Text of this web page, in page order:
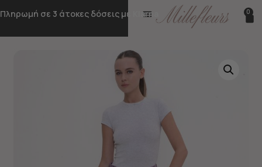
Πληρωμή σε 3 άτοκες δόσεις με Klarna 0